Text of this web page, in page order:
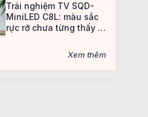
Trải nghiệm TV SQD-
MiniLED C8L: màu sắc
rực rỡ chưa từng thấy ở
Xem thêm